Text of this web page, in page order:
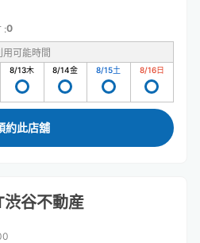
:0
用可能時間
8/13木 8/14金 8/15土 8/16日
約此店舖
谷不動産